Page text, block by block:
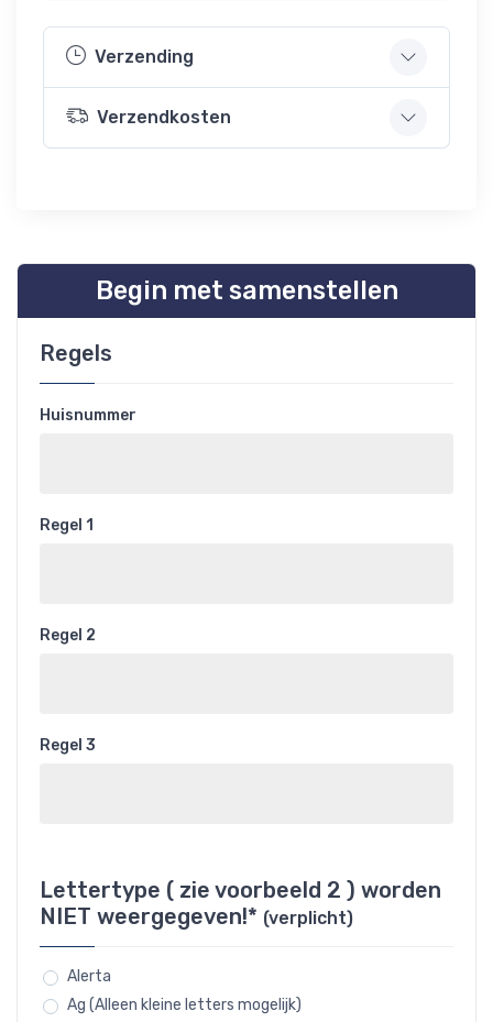
Verzending
Verzendkosten
Begin met samenstellen
Regels
Huisnummer
Regel 1
Regel 2
Regel 3
Lettertype ( zie voorbeeld 2 ) worden
NIET weergegeven!* (verplicht)
Alerta
Ag (Alleen kleine letters mogelijk)